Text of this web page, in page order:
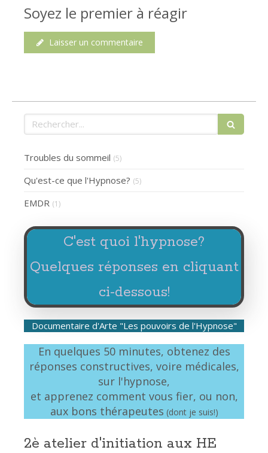
Soyez le premier à réagir
Laisser un commentaire
Rechercher
Troubles du sommeil (5)
Qu'est-ce que l'Hypnose? (5)
EMDR (1)
C'est quoi l'hypnose?
Quelques réponses en cliquant
ci-dessous!
Documentaire d'Arte "Les pouvoirs de l'Hypnose"
En quelques 50 minutes, obtenez des
réponses constructives, voire médicales,
sur l'hypnose,
et apprenez comment vous fier, ou non,
aux bons thérapeutes (dont je suis!)
2è atelier d'initiation aux HE